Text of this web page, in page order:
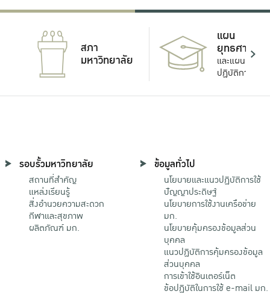
สภา
มหาวิทยาลัย
แผน
ยุทธศาสตร์
และแผน
ปฏิบัติการ
รอบรั้วมหาวิทยาลัย
สถานที่สำคัญ
แหล่งเรียนรู้
สิ่งอำนวยความสะดวก
กีฬาและสุขภาพ
ผลิตภัณฑ์ มก.
ข้อมูลทั่วไป
นโยบายและแนวปฏิบัติการใช้
ปัญญาประดิษฐ์
นโยบายการใช้งานเครือข่าย
มก.
นโยบายคุ้มครองข้อมูลส่วน
บุคคล
แนวปฏิบัติการคุ้มครองข้อมูล
ส่วนบุคคล
การเข้าใช้อินเตอร์เน็ต
ข้อปฏิบัติในการใช้ e-mail มก.